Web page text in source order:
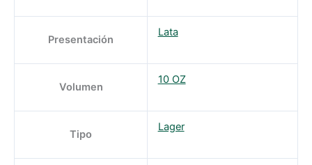
Presentación
Lata
Volumen
10 OZ
Tipo
Lager